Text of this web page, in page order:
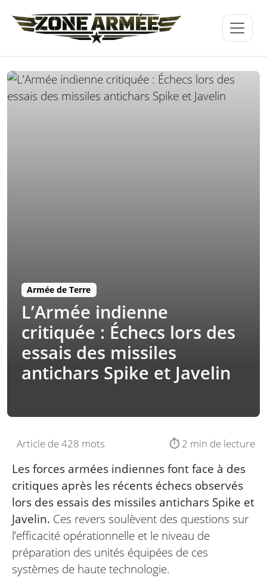
Armée de Terre
L’Armée indienne
critiquée : Échecs lors des
essais des missiles
antichars Spike et Javelin
Article de 428 mots ⏱️ 2 min de lecture
Les forces armées indiennes font face à des
critiques après les récents échecs observés
lors des essais des missiles antichars Spike et
Javelin. Ces revers soulèvent des questions sur
l’efficacité opérationnelle et le niveau de
préparation des unités équipées de ces
systèmes de haute technologie.